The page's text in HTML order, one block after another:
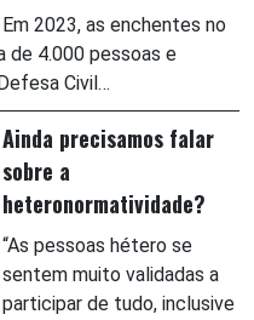
Em 2023, as enchentes no
de 4.000 pessoas e
Civil…
Ainda precisamos falar
sobre a
heteronormatividade?
“As pessoas hétero se
sentem muito validadas a
participar de tudo, inclusive